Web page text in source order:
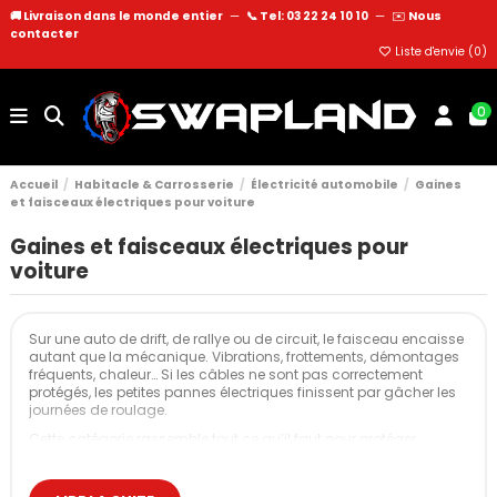
🚚 Livraison dans le monde entier — 📞 Tel: 03 22 24 10 10 — ✉️ Nous
contacter
Liste d'envie (0)
0
Accueil Habitacle & Carrosserie Électricité automobile
Gaines
et faisceaux électriques pour voiture
Gaines et faisceaux électriques pour
voiture
Sur une auto de drift, de rallye ou de circuit, le faisceau encaisse
autant que la mécanique. Vibrations, frottements, démontages
fréquents, chaleur… Si les câbles ne sont pas correctement
protégés, les petites pannes électriques finissent par gâcher les
journées de roulage.
est simple : garder une électricité propre, lisible et robuste, même